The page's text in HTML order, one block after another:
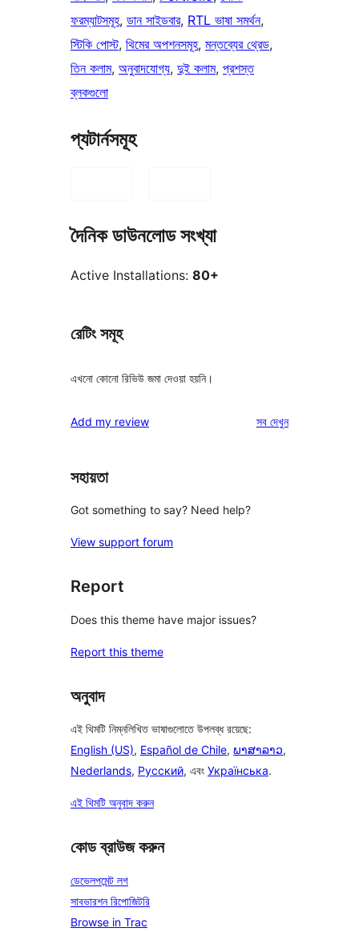
ফরম্যাটসমূহ, ডান সাইডবার, RTL ভাষা সমর্থন
স্টিকি পোস্ট, থিমের অপশনসমূহ, মন্তব্যের থ্রেড
তিন কলাম, অনুবাদযোগ্য, দুই কলাম, প্রশস্ত
ব্লকগুলো
প্যটার্নসমূহ
দৈনিক ডাউনলোড সংখ্যা
Active Installations: 80+
রেটিং সমূহ
এখনো কোনো রিভিউ জমা দেওয়া হয়নি।
Add my review সবরিভিউ
দেখুন
সহায়তা
Got something to say? Need help?
View support forum
Report
Does this theme have major issues?
Report this theme
অনুবাদ
এই থিমটি নিম্নলিখিত ভাষাগুলোতে উপলব্ধ রয়েছে:
English (US), Español de Chile, ພາສາລາວ,
Nederlands, Русский, এবং Українська.
এই থিমটি অনুবাদ করুন
কোড ব্রাউজ করুন
ডেভেলপমেন্ট লগ
সাবভারশন রিপোজিটরি
Browse in Trac